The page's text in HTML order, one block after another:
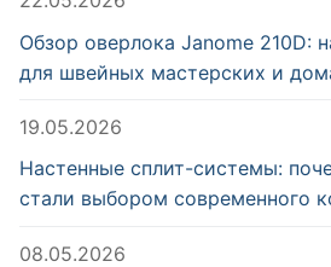
Обзор оверлока Janome 210D:
для швейных мастерских и
19.05.2026
Настенные сплит-системы:
стали выбором современного
08.05.2026